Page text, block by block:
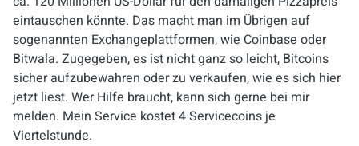
eintauschen könnte. Das macht man im Übrigen auf
sogenannten Exchangeplattformen, wie Coinbase oder
Bitwala. Zugegeben, es ist nicht ganz so leicht, Bitcoins
sicher aufzubewahren oder zu verkaufen, wie es sich hier
jetzt liest. Wer Hilfe braucht, kann sich gerne bei mir
melden. Mein Service kostet 4 Servicecoins je
Viertelstunde.